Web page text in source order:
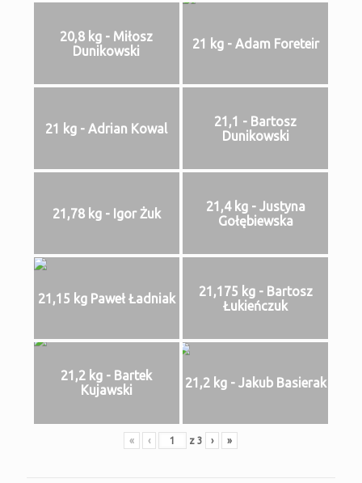
20,8 kg - Miłosz
Dunikowski
21 kg - Adam Foreteir
21 kg - Adrian Kowal
21,1 - Bartosz
Dunikowski
21,78 kg - Igor Żuk
21,4 kg - Justyna
Gołębiewska
21,15 kg Paweł Ładniak
21,175 kg - Bartosz
Łukieńczuk
21,2 kg - Bartek
Kujawski
21,2 kg - Jakub Basierak
« ‹ z3 › »